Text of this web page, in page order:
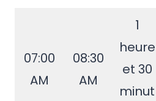
07:00
AM
08:30
AM
1
heure
et 30
minut